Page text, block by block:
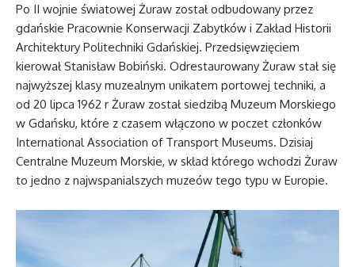
Po II wojnie światowej Żuraw został odbudowany przez
gdańskie Pracownie Konserwacji Zabytków i Zakład Historii
Architektury Politechniki Gdańskiej. Przedsięwzięciem
kierował Stanisław Bobiński. Odrestaurowany Żuraw stał się
najwyższej klasy muzealnym unikatem portowej techniki, a
od 20 lipca 1962 r Żuraw został siedzibą Muzeum Morskiego
w Gdańsku, które z czasem włączono w poczet członków
International Association of Transport Museums. Dzisiaj
Centralne Muzeum Morskie, w skład którego wchodzi Żuraw
to jedno z najwspanialszych muzeów tego typu w Europie.